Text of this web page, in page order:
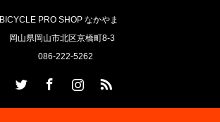
BICYCLE PRO SHOP なかやま
岡山県岡山市北区京橋町8-3
086-222-5262